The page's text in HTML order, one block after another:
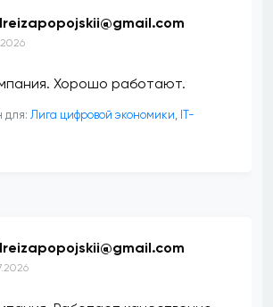
Хорошо работают.
для: Лига цифровой экономики, IT-